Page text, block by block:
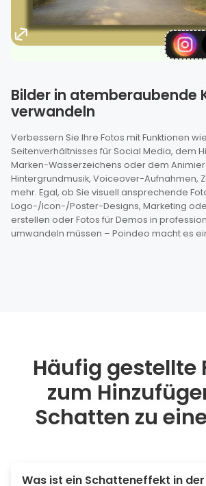
Bilder in atemberaubende
verwandeln
Verbessern Sie Ihre Fotos mit Funktionen
Seitenverhältnisses für Social Media, dem
Marken-Wasserzeichens oder dem
Hintergrundmusik, Voiceover-Aufnahmen,
mehr. Egal, ob Sie visuell ansprechende
Logo-/Icon-/Poster-Designs, Marketing
erstellen oder Fotos für Demos in
umwandeln müssen – Poindeo macht es
Häufig gestellte
zum
Schatten zu
Was ist ein Schatteneffekt in der